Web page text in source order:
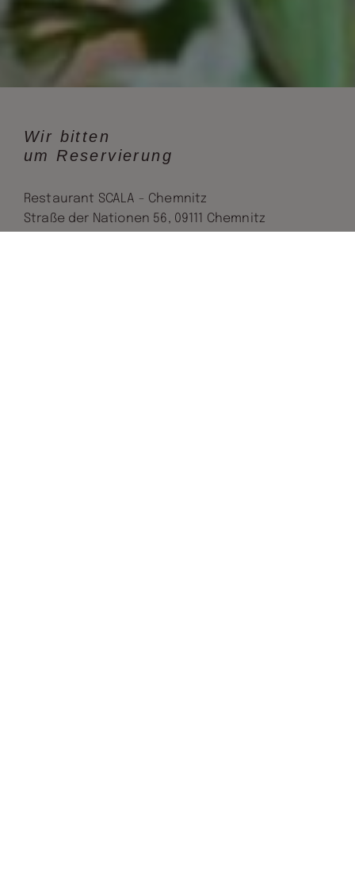
Wir bitten
um Reservierung
Restaurant SCALA - Chemnitz
Straße der Nationen 56, 09111 Chemnitz